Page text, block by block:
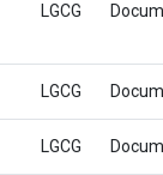
LGCG
LGCG
LGCG